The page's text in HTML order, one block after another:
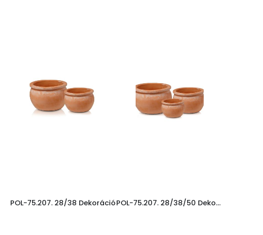
POL-75.207. 28/38 Dekoráció POL-75.207. 28/38/50 Dekoráció